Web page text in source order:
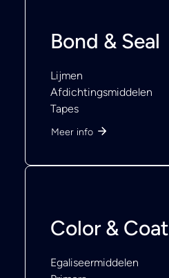
Bond & Seal
Lijmen
Afdichtingsmiddelen
Tapes
Meer info
Color & Coat
Egaliseermiddelen